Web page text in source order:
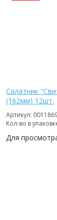
Салатник
(162мм) 12шт.
Артикул:
Кол-во в
Для